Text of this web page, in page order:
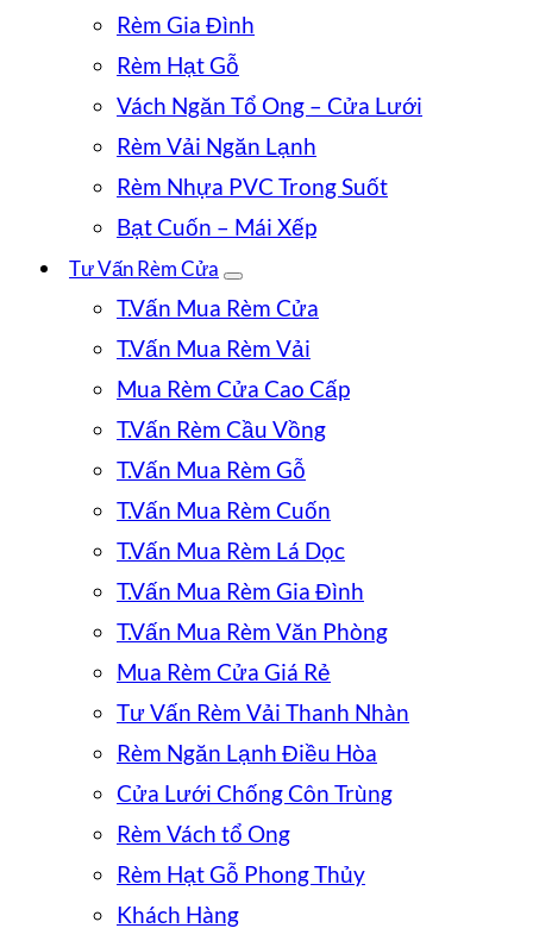
Rèm Gia Đình
Rèm Hạt Gỗ
Vách Ngăn Tổ Ong – Cửa Lưới
Rèm Vải Ngăn Lạnh
Rèm Nhựa PVC Trong Suốt
Bạt Cuốn – Mái Xếp
Tư Vấn Rèm Cửa
T.Vấn Mua Rèm Cửa
T.Vấn Mua Rèm Vải
Mua Rèm Cửa Cao Cấp
T.Vấn Rèm Cầu Vồng
T.Vấn Mua Rèm Gỗ
T.Vấn Mua Rèm Cuốn
T.Vấn Mua Rèm Lá Dọc
T.Vấn Mua Rèm Gia Đình
T.Vấn Mua Rèm Văn Phòng
Mua Rèm Cửa Giá Rẻ
Tư Vấn Rèm Vải Thanh Nhàn
Rèm Ngăn Lạnh Điều Hòa
Cửa Lưới Chống Côn Trùng
Rèm Vách tổ Ong
Rèm Hạt Gỗ Phong Thủy
Khách Hàng